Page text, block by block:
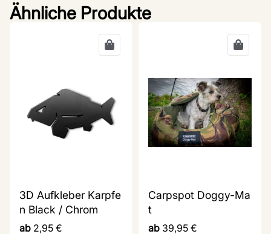
Ähnliche Produkte
3D Aufkleber Karpfe
n Black / Chrom
ab 2,95 €
Carpspot Doggy-Ma
t
ab 39,95 €